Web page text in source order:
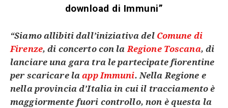
download di Immuni”
“Siamo allibiti dall’iniziativa del Comune di
Firenze, di concerto con la Regione Toscana, di
lanciare una gara tra le partecipate fiorentine
per scaricare laapp Immuni. Nella Regione e
nella provincia d’Italia in cui il tracciamento è
maggiormente fuori controllo, non è questa la